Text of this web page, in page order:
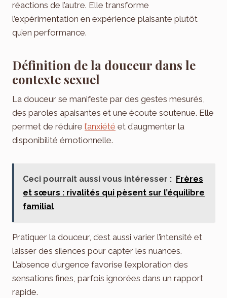
réactions de l’autre. Elle transforme
l’expérimentation en expérience plaisante plutôt
qu’en performance.
Définition de la douceur dans le
contexte sexuel
La douceur se manifeste par des gestes mesurés,
des paroles apaisantes et une écoute soutenue. Elle
permet de réduire l’anxiété et d’augmenter la
disponibilité émotionnelle.
Ceci pourrait aussi vous intéresser : Frères
et sœurs : rivalités qui pèsent sur l’équilibre
familial
Pratiquer la douceur, c’est aussi varier l’intensité et
laisser des silences pour capter les nuances.
L’absence d’urgence favorise l’exploration des
sensations fines, parfois ignorées dans un rapport
rapide.